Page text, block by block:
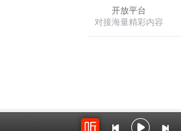
开放平台
对接海量精彩内容